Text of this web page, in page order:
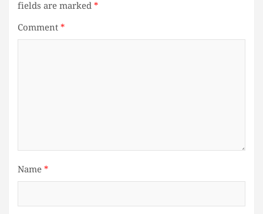
fields are marked*
Comment*
Name*